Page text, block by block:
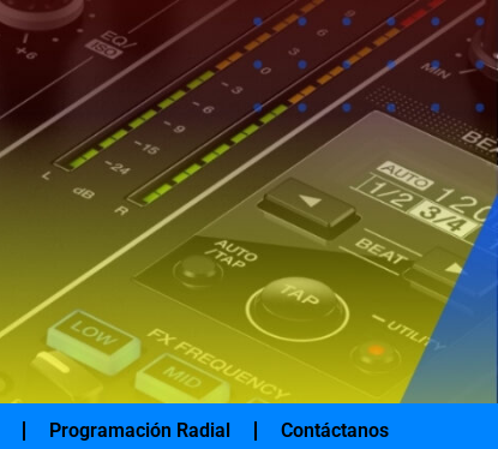
Programación Radial Contáctanos